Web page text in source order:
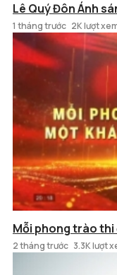
Lê Quý Đôn Ánh
1 tháng trước 2K lượt
Mỗi phong trào thi
2 tháng trước 3.3K lượt